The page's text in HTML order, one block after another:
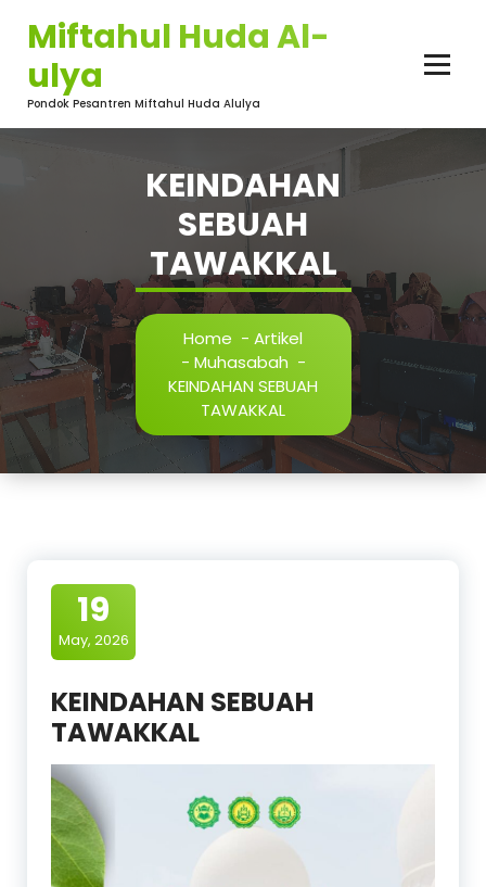
contentMiftahul Huda Al-
ulya
Pondok Pesantren Miftahul Huda Alulya
KEINDAHAN
SEBUAH
TAWAKKAL
Home - Artikel
- Muhasabah -
KEINDAHAN SEBUAH
TAWAKKAL
19
May, 2026
KEINDAHAN SEBUAH
TAWAKKAL